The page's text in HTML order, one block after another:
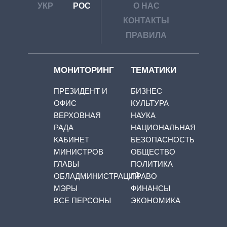
УКР РОС
О НАС
КОНТАКТЫ
ПРАВИЛА
МОНИТОРИНГ
ПРЕЗИДЕНТ И
ОФИС
ВЕРХОВНАЯ
РАДА
КАБИНЕТ
МИНИСТРОВ
ГЛАВЫ
ОБЛАДМИНИСТРАЦИЙ
МЭРЫ
ВСЕ ПЕРСОНЫ
ТЕМАТИКИ
БИЗНЕС
КУЛЬТУРА
НАУКА
НАЦИОНАЛЬНАЯ
БЕЗОПАСНОСТЬ
ОБЩЕСТВО
ПОЛИТИКА
ПРАВО
ФИНАНСЫ
ЭКОНОМИКА